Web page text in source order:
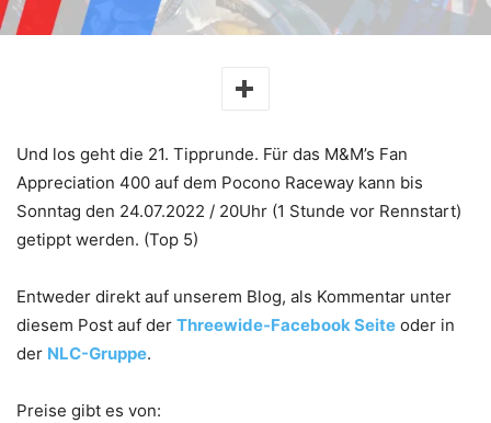
Und los geht die 21. Tipprunde. Für das M&M’s Fan
Appreciation 400 auf dem Pocono Raceway kann bis
Sonntag den 24.07.2022 / 20Uhr (1 Stunde vor Rennstart)
getippt werden. (Top 5)
Entweder direkt auf unserem Blog, als Kommentar unter
diesem Post auf der Threewide-Facebook Seite oder in
der NLC-Gruppe.
Preise gibt es von: